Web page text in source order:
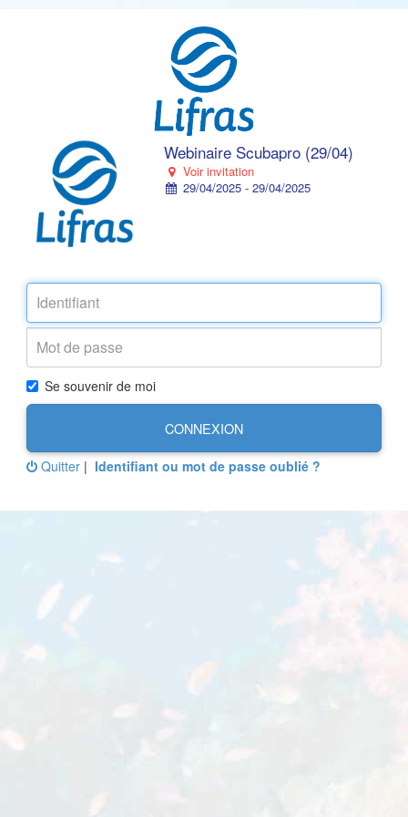
Webinaire Scubapro (29/04)
Voir invitation
29/04/2025 - 29/04/2025
Se souvenir de moi
CONNEXION
Quitter | Identifiant ou mot de passe oublié ?